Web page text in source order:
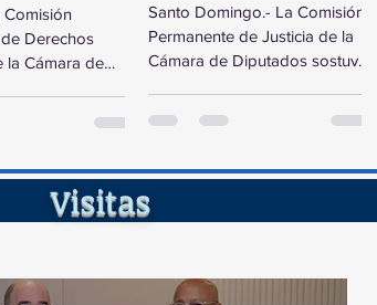
Comisión
Derechos
la Cámara de
Santo Domingo.- La Comisión
Permanente de Justicia de la
Cámara de Diputados sostuvo